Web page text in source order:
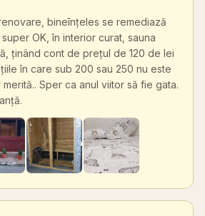
bineînțeles se remediază
OK, în interior curat, sauna
ținând cont de prețul de 120 de lei
în care sub 200 sau 250 nu este
Sper ca anul viitor să fie gata.